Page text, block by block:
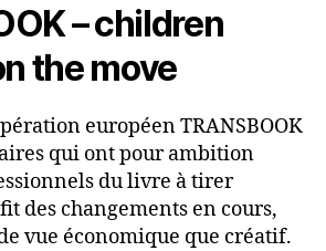
– children
the move
européen TRANSBOOK
qui ont pour ambition
du livre à tirer
des changements en cours,
vue économique que créatif.